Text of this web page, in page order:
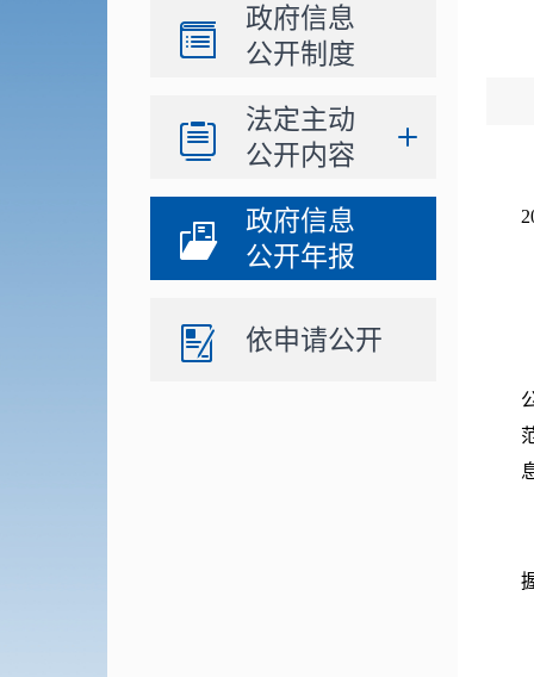
政府信息
公开制度
法定主动
公开内容
政府信息
公开年报
依申请公开